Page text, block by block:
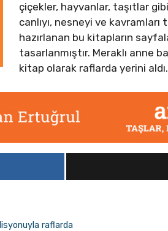
çiçekler, hayvanlar, taşıtlar
canlıyı, nesneyi ve
hazırlanan bu kitapların
tasarlanmıştır. Meraklı anne
kitap olarak raflarda yerini aldı.
raflarda